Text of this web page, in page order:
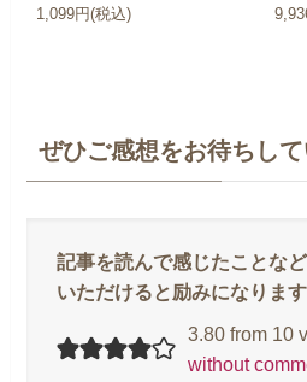
1,099円(税込)
ぜひご感想をお待ちして
3.80 from 10
without